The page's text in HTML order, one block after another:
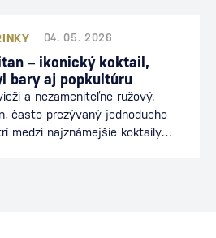
04. 05. 2026
– ikonický koktail,
bary aj popkultúru
a nezameniteľne ružový.
často prezývaný jednoducho
medzi najznámejšie koktaily